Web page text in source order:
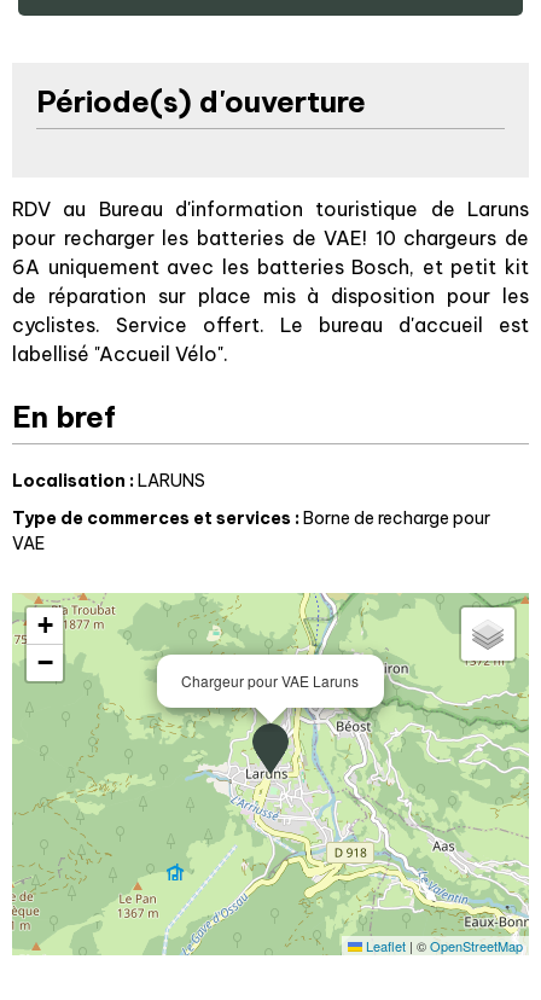
Période(s) d'ouverture
RDV au Bureau d'information touristique de Laruns
pour recharger les batteries de VAE! 10 chargeurs de
6A uniquement avec les batteries Bosch, et petit kit
de réparation sur place mis à disposition pour les
cyclistes. Service offert. Le bureau d'accueil est
labellisé "Accueil Vélo".
En bref
Localisation :LARUNS
Type de commerces et services :Borne de recharge pour
VAE
Chargeur pour VAE Laruns
+
−
Leaflet | ©OpenStreetMap